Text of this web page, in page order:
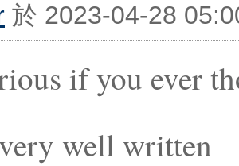
於 2023-04-28
if you ever
well written